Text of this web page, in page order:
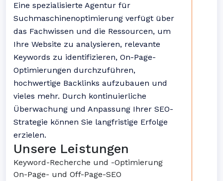
Eine spezialisierte Agentur für
Suchmaschinenoptimierung verfügt über
das Fachwissen und die Ressourcen, um
Ihre Website zu analysieren, relevante
Keywords zu identifizieren, On-Page-
Optimierungen durchzuführen,
hochwertige Backlinks aufzubauen und
vieles mehr. Durch kontinuierliche
Überwachung und Anpassung Ihrer SEO-
Strategie können Sie langfristige Erfolge
erzielen.
Unsere Leistungen
Keyword-Recherche und -Optimierung
On-Page- und Off-Page-SEO